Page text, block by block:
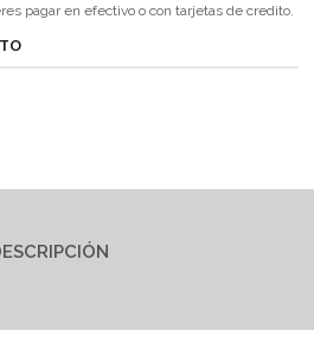
pagar en efectivo o con tarjetas de credito.